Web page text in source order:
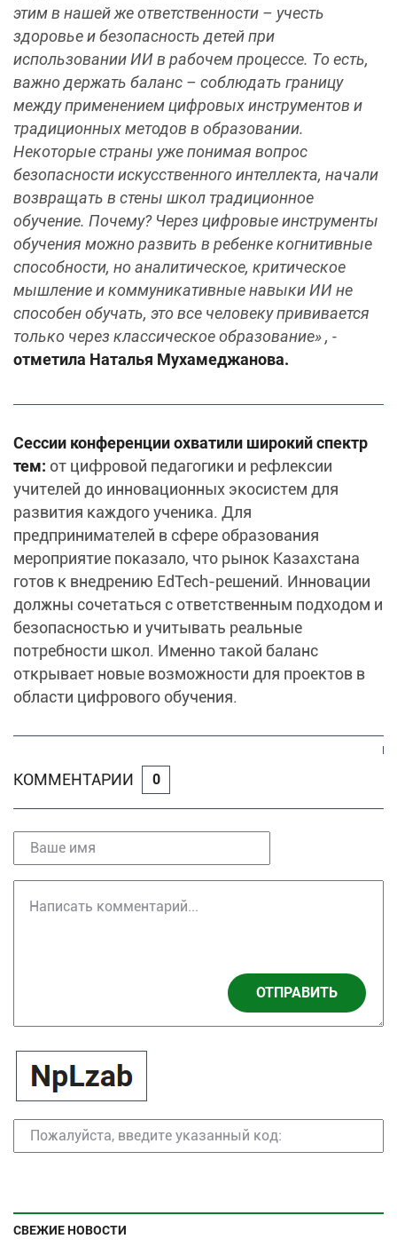
этим в нашей же ответственности – учесть
здоровье и безопасность детей при
использовании ИИ в рабочем процессе. То есть,
важно держать баланс – соблюдать границу
между применением цифровых инструментов и
традиционных методов в образовании.
Некоторые страны уже понимая вопрос
безопасности искусственного интеллекта, начали
возвращать в стены школ традиционное
обучение. Почему? Через цифровые инструменты
обучения можно развить в ребенке когнитивные
способности, но аналитическое, критическое
мышление и коммуникативные навыки ИИ не
способен обучать, это все человеку прививается
только через классическое образование» , -
отметила Наталья Мухамеджанова.
Сессии конференции охватили широкий спектр
тем: от цифровой педагогики и рефлексии
учителей до инновационных экосистем для
развития каждого ученика. Для
предпринимателей в сфере образования
мероприятие показало, что рынок Казахстана
готов к внедрению EdTech-решений. Инновации
должны сочетаться с ответственным подходом и
безопасностью и учитывать реальные
потребности школ. Именно такой баланс
открывает новые возможности для проектов в
области цифрового обучения.
КОММЕНТАРИИ 0
ОТПРАВИТЬ
СВЕЖИЕ НОВОСТИ